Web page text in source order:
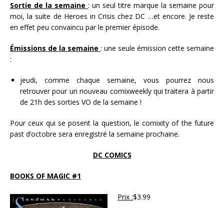
Sortie de la semaine : un seul titre marque la semaine pour
moi, la suite de Heroes in Crisis chez DC …et encore. Je reste
en effet peu convaincu par le premier épisode.
Émissions de la semaine : une seule émission cette semaine
:
jeudi, comme chaque semaine, vous pourrez nous
retrouver pour un nouveau comixweekly qui traitera à partir
de 21h des sorties VO de la semaine !
Pour ceux qui se posent la question, le comixity of the future
past d’octobre sera enregistré la semaine prochaine.
DC COMICS
BOOKS OF MAGIC #1
Prix :$3.99